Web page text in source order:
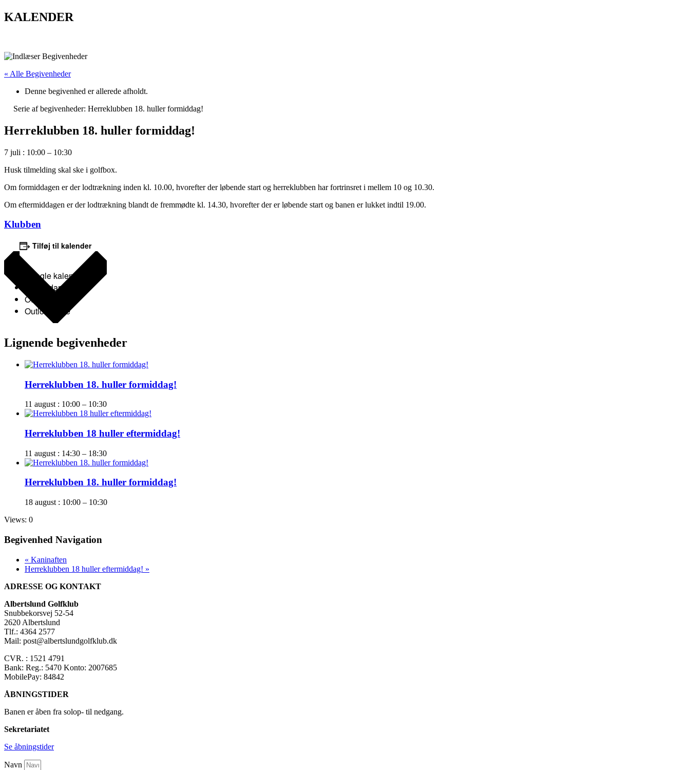
KALENDER
« Alle Begivenheder
Denne begivenhed er allerede afholdt.
Serie af begivenheder: Herreklubben 18. huller formiddag!
Herreklubben 18. huller formiddag!
7 juli : 10:00 – 10:30
Husk tilmelding skal ske i golfbox.
Om formiddagen er der lodtrækning inden kl. 10.00, hvorefter der løbende start og herreklubben har fortrinsret i mellem 10 og 10.30.
Om eftermiddagen er der lodtrækning blandt de fremmødte kl. 14.30, hvorefter der er løbende start og banen er lukket indtil 19.00.
Klubben
Tilføj til kalender
Google kalender
iCalendar
Outlook 365
Outlook Live
Lignende begivenheder
Herreklubben 18. huller formiddag!
11 august : 10:00 – 10:30
Herreklubben 18 huller eftermiddag!
11 august : 14:30 – 18:30
Herreklubben 18. huller formiddag!
18 august : 10:00 – 10:30
Views: 0
Begivenhed Navigation
« Kaninaften
Herreklubben 18 huller eftermiddag! »
ADRESSE OG KONTAKT
Albertslund Golfklub
Snubbekorsvej 52-54
2620 Albertslund
Tlf.: 4364 2577
Mail: post@albertslundgolfklub.dk
CVR. : 1521 4791
Bank: Reg.: 5470 Konto: 2007685
MobilePay: 84842
ÅBNINGSTIDER
Banen er åben fra solop- til nedgang.
Sekretariatet
Se åbningstider
Navn